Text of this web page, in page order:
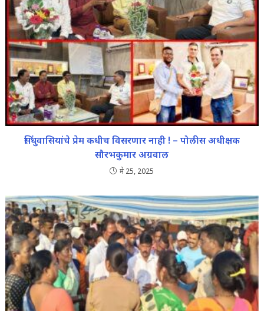
सिंधुवासियांचे प्रेम कधीच विसरणार नाही ! – पोलीस अधीक्षक
सौरभकुमार अग्रवाल
मे 25, 2025